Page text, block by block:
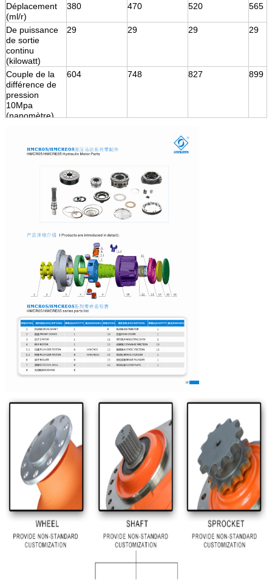
Déplacement
(ml/r)
380 470 520 565
De puissance
de sortie
continu
(kilowatt)
29 29 29 29
Couple de la
différence de
pression
10Mpa
(nanomètre)
604 748 827 899
Estimation de
25 25
40 40
(T/MN)
220 220